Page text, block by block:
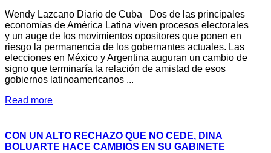
Wendy Lazcano Diario de Cuba Dos de las principales
economías de América Latina viven procesos electorales
y un auge de los movimientos opositores que ponen en
riesgo la permanencia de los gobernantes actuales. Las
elecciones en México y Argentina auguran un cambio de
signo que terminaría la relación de amistad de esos
gobiernos latinoamericanos ...
Read more
CON UN ALTO RECHAZO QUE NO CEDE, DINA
BOLUARTE HACE CAMBIOS EN SU GABINETE